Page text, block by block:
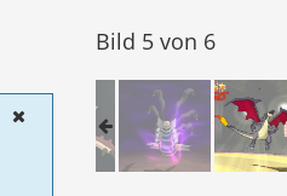
Bild 5 von 6